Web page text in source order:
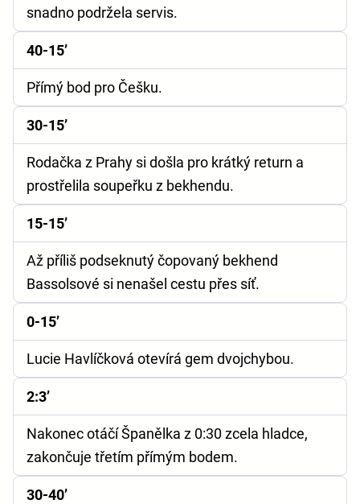
snadno podržela servis.
40-15’
Přímý bod pro Češku.
30-15’
Rodačka z Prahy si došla pro krátký return a
prostřelila soupeřku z bekhendu.
15-15’
Až příliš podseknutý čopovaný bekhend
Bassolsové si nenašel cestu přes síť.
0-15’
Lucie Havlíčková otevírá gem dvojchybou.
2:3’
Nakonec otáčí Španělka z 0:30 zcela hladce,
zakončuje třetím přímým bodem.
30-40’